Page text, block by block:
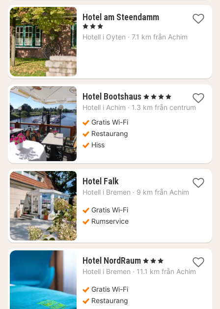
Hotel am Steendamm1
från
, 3 Stjärnor
Hotell i Oyten · 7.1 km från Achim
Hotel Bootshaus1
natt
, 4 Stjärnor
Hotell i Achim · 1.3 km från centrum
Gratis Wi-Fi
Restaurang
Hiss
Hotel Falk1
natt
1054
kr.
Hotell i Bremen · 9 km från Achim
Gratis Wi-Fi
Rumservice
Hotel NordRaum1
natt
, 3 Stjärnor
Hotell i Bremen · 11.1 km från Achim
Gratis Wi-Fi
Restaurang